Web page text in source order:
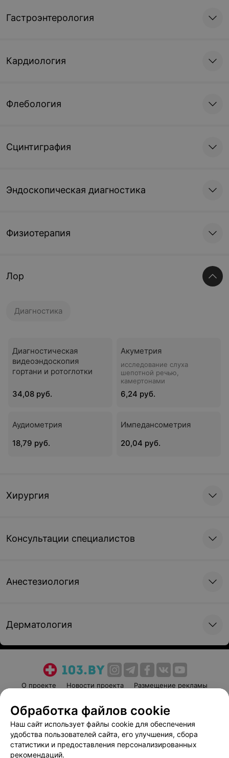
Гастроэнтерология
Кардиология
Флебология
Сцинтиграфия
Эндоскопическая диагностика
Физиотерапия
Лор
Диагностика
Диагностическая
видеоэндоскопия
гортани и ротоглотки
34,08 руб.
Акуметрия
исследование слуха
шепотной речью,
камертонами
6,24 руб.
Аудиометрия
18,79 руб.
Импедансометрия
20,04 руб.
Хирургия
Консультации специалистов
Анестезиология
Дерматология
О проекте Новости проекта
Размещение рекламы
Пользовательское соглашение
Способы оплаты
Вакансии
Партнеры
Написать руководителю 103.by
Обработка файлов cookie
Наш сайт использует файлы cookie для обеспечения
удобства пользователей сайта, его улучшения, сбора
статистики и предоставления персонализированных
рекомендаций.